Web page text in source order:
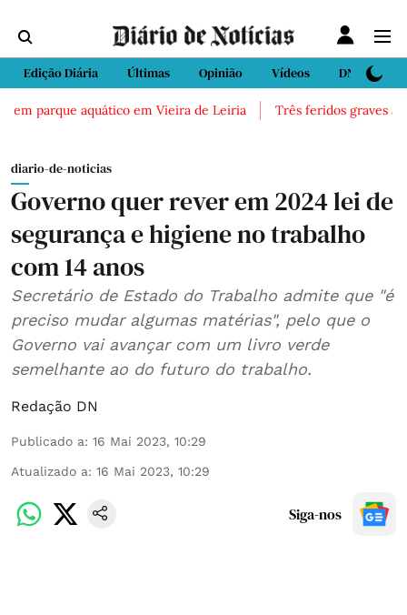
Edição Diária Últimas Opinião Vídeos DN Sport
parque aquático em Vieira de Leiria Três feridos graves
diario-de-noticias
Governo quer rever em 2024 lei de
segurança e higiene no trabalho
com 14 anos
Secretário de Estado do Trabalho admite que "é
preciso mudar algumas matérias", pelo que o
Governo vai avançar com um livro verde
semelhante ao do futuro do trabalho.
Redação DN
Publicado a: 16 Mai 2023, 10:29
Atualizado a: 16 Mai 2023, 10:29
Siga-nos